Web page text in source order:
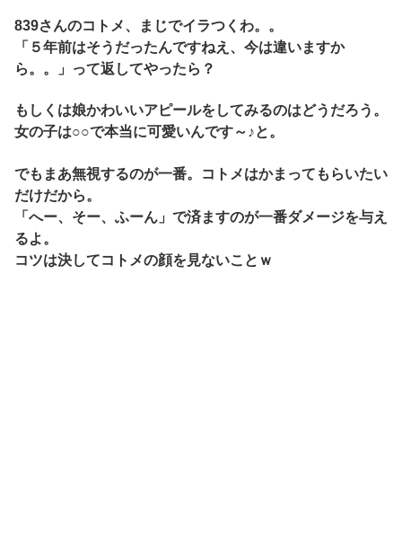
839さんのコトメ、まじでイラつくわ。。
「５年前はそうだったんですねえ、今は違いますか
ら。。」って返してやったら？
もしくは娘かわいいアピールをしてみるのはどうだろう。
女の子は○○で本当に可愛いんです～♪と。
でもまあ無視するのが一番。コトメはかまってもらいたい
だけだから。
「へー、そー、ふーん」で済ますのが一番ダメージを与え
るよ。
コツは決してコトメの顔を見ないことｗ